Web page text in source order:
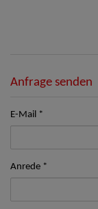
Anfrage senden
E-Mail
Anrede